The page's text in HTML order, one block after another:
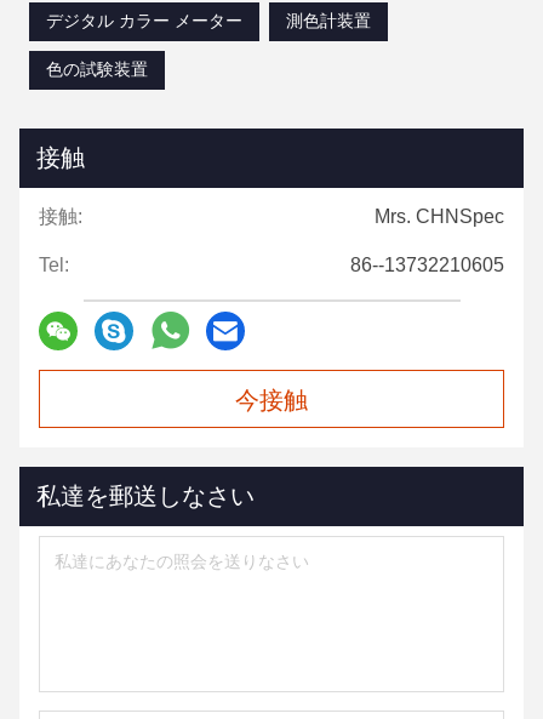
デジタル カラー メーター
測色計装置
色の試験装置
接触
接触: Mrs. CHNSpec
Tel: 86--13732210605
今接触
私達を郵送しなさい